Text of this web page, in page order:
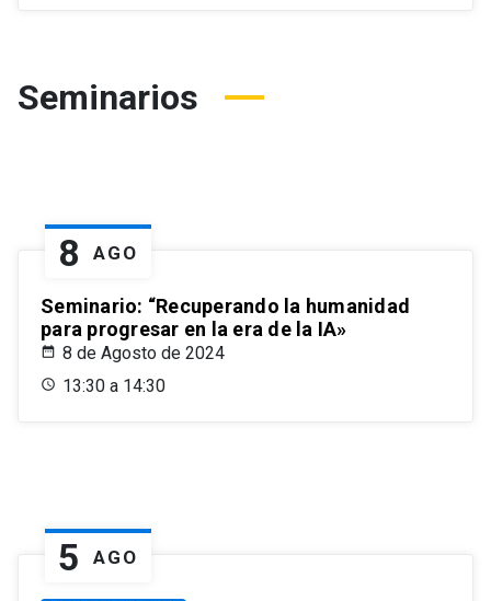
Seminarios
8 AGO
Seminario: “Recuperando la humanidad
para progresar en la era de la IA»
8 de Agosto de 2024
13:30 a 14:30
5 AGO